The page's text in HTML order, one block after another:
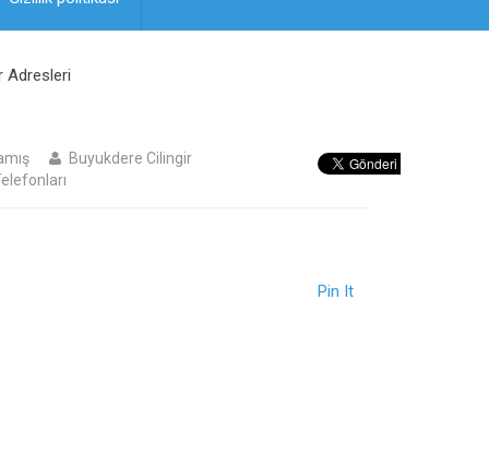
Adresleri
Buyukdere Cilingir
Pin It